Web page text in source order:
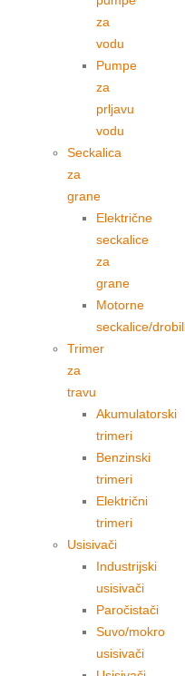
za
vodu
Pumpe
za
prljavu
vodu
Seckalica
za
grane
Električne
seckalice
za
grane
Motorne
seckalice/
Trimer
za
travu
Akumulatorski
trimeri
Benzinski
trimeri
Električni
trimeri
Usisivači
Industrijski
usisivači
Paročistači
Suvo/mokro
usisivači